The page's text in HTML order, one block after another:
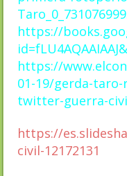
https://
https://
01-19/gerda-
twitter-guerra-
https://
civil-12172131